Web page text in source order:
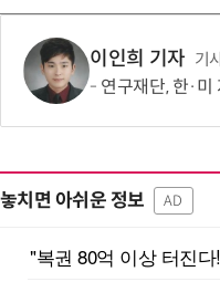
이인희 기자 기
연구재단, 한·미 지역혁신
놓치면 아쉬운 정보 AD